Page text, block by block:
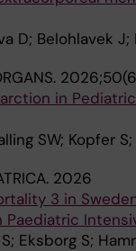
D; Belohlavek J;
in
SW; Kopfer
2026
3 in
Eksborg S;